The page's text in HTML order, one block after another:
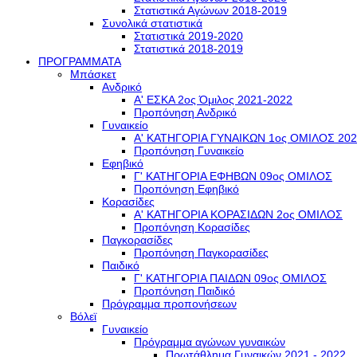
Στατιστικά Αγώνων 2018-2019
Συνολικά στατιστικά
Στατιστικά 2019-2020
Στατιστικά 2018-2019
ΠΡΟΓΡΑΜΜΑΤΑ
Μπάσκετ
Ανδρικό
Α' ΕΣΚΑ 2ος Όμιλος 2021-2022
Προπόνηση Ανδρικό
Γυναικείο
Α' ΚΑΤΗΓΟΡΙΑ ΓΥΝΑΙΚΩΝ 1ος ΟΜΙΛΟΣ
Προπόνηση Γυναικείο
Εφηβικό
Γ' ΚΑΤΗΓΟΡΙΑ ΕΦΗΒΩΝ 09ος ΟΜΙΛΟΣ
Προπόνηση Εφηβικό
Κορασίδες
Α' ΚΑΤΗΓΟΡΙΑ ΚΟΡΑΣΙΔΩΝ 2ος ΟΜΙΛΟΣ
Προπόνηση Κορασίδες
Παγκορασίδες
Προπόνηση Παγκορασίδες
Παιδικό
Γ' ΚΑΤΗΓΟΡΙΑ ΠΑΙΔΩΝ 09ος ΟΜΙΛΟΣ
Προπόνηση Παιδικό
Πρόγραμμα προπονήσεων
Βόλεϊ
Γυναικείο
Πρόγραμμα αγώνων γυναικών